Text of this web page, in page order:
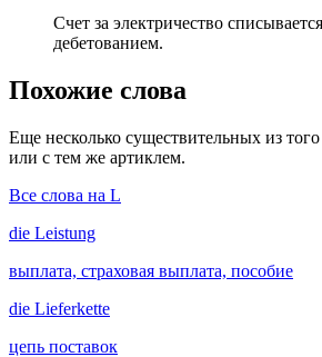
Счет за электричество
дебетованием.
Похожие слова
Еще несколько существительных из
или с тем же артиклем.
Все слова на L
die Leistung
выплата, страховая выплата, пособие
die Lieferkette
цепь поставок